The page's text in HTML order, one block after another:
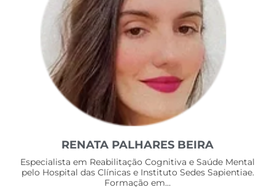
RENATA PALHARES BEIRA
Especialista em Reabilitação Cognitiva e Saúde Mental
pelo Hospital das Clínicas e Instituto Sedes Sapientiae.
Formação em…